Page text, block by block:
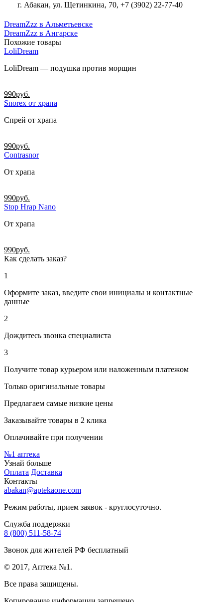
г. Абакан, ул. Щетинкина, 70, +7 (3902) 22-77-40
DreamZzz в Альметьевске
DreamZzz в Ангарске
Похожие товары
LoliDream
LoliDream — подушка против морщин
990руб.
Snorex от храпа
Спрей от храпа
990руб.
Contrasnor
От храпа
990руб.
Stop Hrap Nano
От храпа
990руб.
Как сделать заказ?
1
Оформите заказ, введите свои инициалы и контактные
данные
2
Дождитесь звонка специалиста
3
Получите товар курьером или наложенным платежом
Только оригинальные товары
Предлагаем самые низкие цены
Заказывайте товары в 2 клика
Оплачивайте при получении
№1 аптека
Узнай больше
Оплата Доставка
Контакты
abakan@aptekaone.com
Режим работы, прием заявок - круглосуточно.
Служба поддержки
8 (800) 511-58-74
Звонок для жителей РФ бесплатный
© 2017, Аптека №1.
Все права защищены.